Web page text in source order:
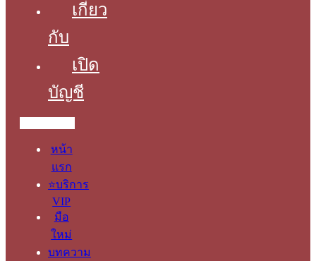
เกี่ยว
กับ
เปิด
บัญชี
หน้า
แรก
⭐บริการ
VIP
มือ
ใหม่
บทความ